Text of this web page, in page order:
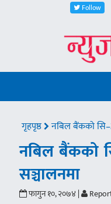
Follow
गृहपृष्ठ नबिल बैंकको
नबिल बैंकको
सञ्चालनमा
फागुन १०, २०७४ |